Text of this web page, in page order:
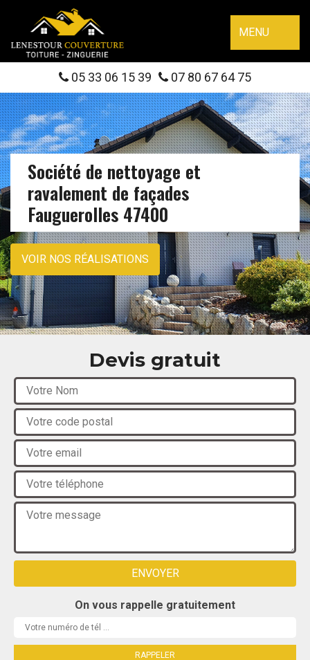
MENU
05 33 06 15 39 07 80 67 64 75
Société de nettoyage et
ravalement de façades
Fauguerolles 47400
VOIR NOS RÉALISATIONS
Devis gratuit
On vous rappelle gratuitement